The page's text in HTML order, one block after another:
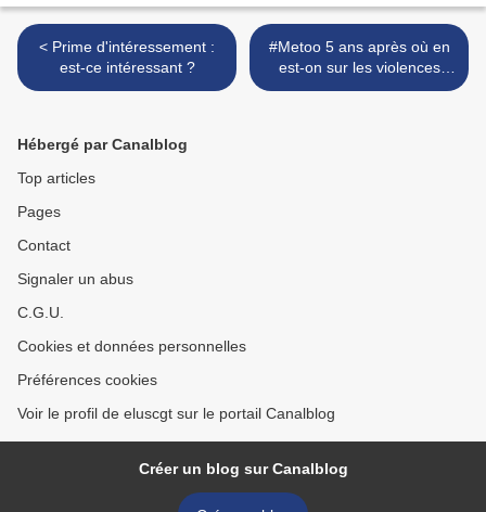
< Prime d'intéressement :
est-ce intéressant ?
#Metoo 5 ans après où en
est-on sur les violences
sexistes et sexuelles au
Hébergé par Canalblog
Top articles
Pages
Contact
Signaler un abus
C.G.U.
Cookies et données personnelles
Préférences cookies
Voir le profil de eluscgt sur le portail Canalblog
Créer un blog sur Canalblog